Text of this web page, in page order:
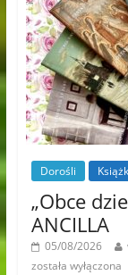
Dorośli
„Obce
ANCILLA
05/08/2026
została wyłączona